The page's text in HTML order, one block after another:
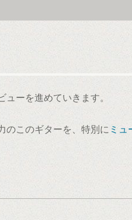
ューを進めていきます。
のこのギターを、特別に ミュ